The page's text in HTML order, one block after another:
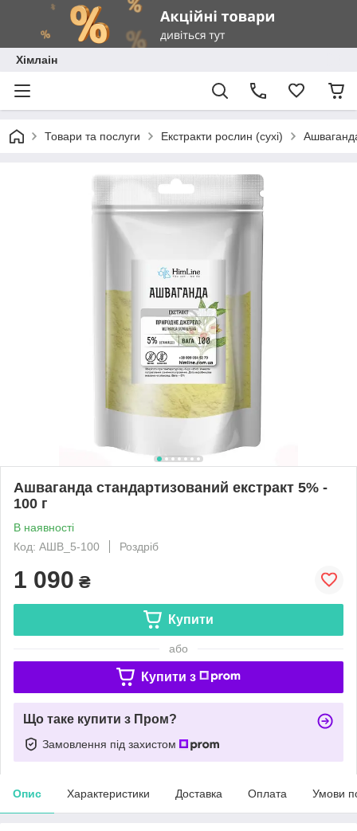
Хімлаін
Товари та послуги Екстракти рослин (сухі)
Ашваганда стандартизований екстракт 5% -
100 г
В наявності
Код: АШВ_5-100
Роздріб
1 090 ₴
Купити
або
Купити з
Що таке купити з Пром?
Замовлення під захистом
Опис Характеристики Доставка Оплата Умови